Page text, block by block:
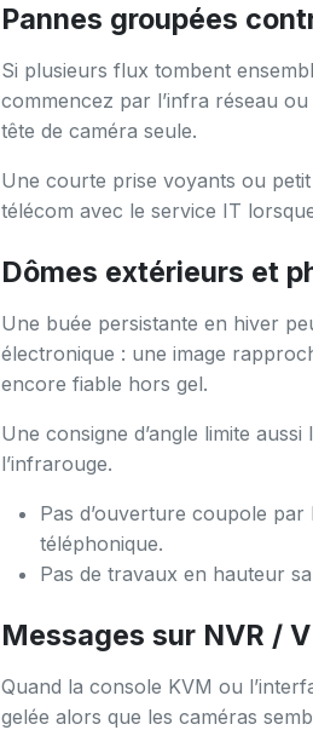
Pannes groupées
Si plusieurs flux tombent
commencez par l’infra réseau
tête de caméra seule.
Une courte prise voyants ou
télécom avec le service IT
Dômes extérieurs et
Une buée persistante en hiver
électronique : une image
encore fiable hors gel.
Une consigne d’angle limite
l’infrarouge.
Pas d’ouverture coupole
téléphonique.
Pas de travaux en hauteur
Messages sur NVR /
Quand la console KVM ou
gelée alors que les caméras